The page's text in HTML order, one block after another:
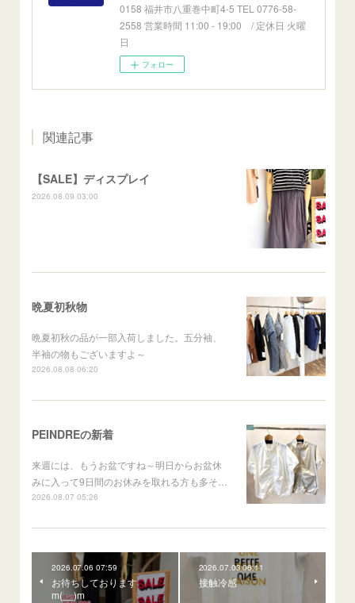
0158 福井市八重巻中町4-5 TEL 0776-58-
2558 営業時間 11:00 - 19:00 / 定休日 火曜
日
フォロー
関連記事
【SALE】ディスプレイ
2026.08.09 03:00
晩夏初秋物
晩夏初秋の品が一部入荷しました。五分袖、
半袖の物もございますよ～
2026.08.08 06:20
PEINDREの新着
来週には、もうお盆ですね～明日からお盆休
みに入って9日間のお休みを取れる方も多そ…
2026.08.07 05:26
2026.07.06 07:59
お待ちしております
m(__)m
2026.07.03 06:11
接触冷感